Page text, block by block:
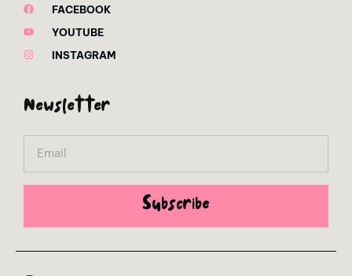
FACEBOOK
YOUTUBE
INSTAGRAM
Newsletter
Subscribe